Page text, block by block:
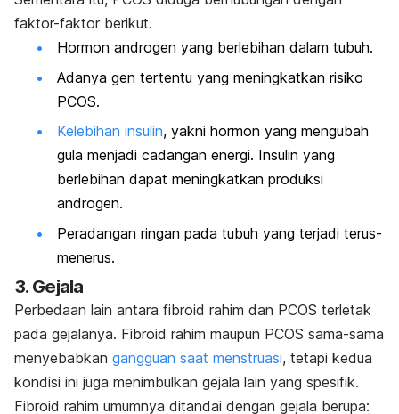
faktor-faktor berikut.
Hormon androgen yang berlebihan dalam tubuh.
Adanya gen tertentu yang meningkatkan risiko
PCOS.
Kelebihan insulin, yakni hormon yang mengubah
gula menjadi cadangan energi. Insulin yang
berlebihan dapat meningkatkan produksi
androgen.
Peradangan ringan pada tubuh yang terjadi terus-
menerus.
3. Gejala
Perbedaan lain antara fibroid rahim dan PCOS terletak
pada gejalanya. Fibroid rahim maupun PCOS sama-sama
menyebabkan gangguan saat menstruasi, tetapi kedua
kondisi ini juga menimbulkan gejala lain yang spesifik.
Fibroid rahim umumnya ditandai dengan gejala berupa: